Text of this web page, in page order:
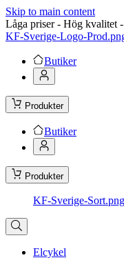
Skip to main content
Låga priser - Hög kvalitet
KF-Sverige-Logo-
Butiker
Produkter
Butiker
Produkter
KF-Sverige-Sort.png
Elcykel